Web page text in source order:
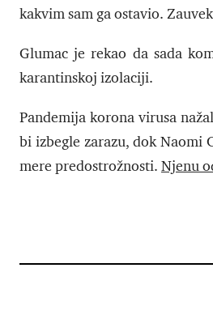
kakvim sam ga ostavio.
Glumac je rekao da sada
karantinskoj izolaciji.
Pandemija korona virusa
bi izbegle zarazu, dok Naomi
mere predostrožnosti. Njenu